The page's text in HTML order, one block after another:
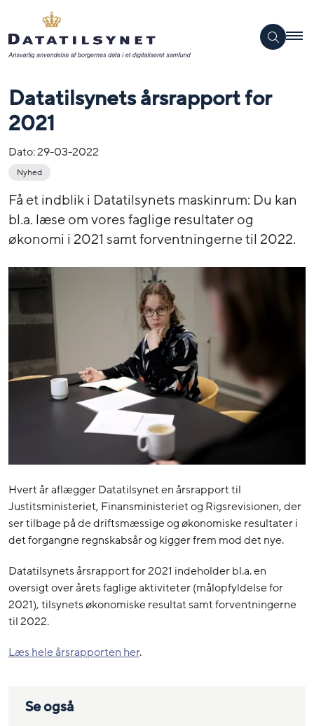
Datatilsynets årsrapport for
2021
Dato:29-03-2022
Nyhed
Få et indblik i Datatilsynets maskinrum: Du kan
bl.a. læse om vores faglige resultater og
økonomi i 2021 samt forventningerne til 2022.
Hvert år aflægger Datatilsynet en årsrapport til
Justitsministeriet, Finansministeriet og Rigsrevisionen, der
ser tilbage på de driftsmæssige og økonomiske resultater i
det forgangne regnskabsår og kigger frem mod det nye.
Datatilsynets årsrapport for 2021 indeholder bl.a. en
oversigt over årets faglige aktiviteter (målopfyldelse for
2021), tilsynets økonomiske resultat samt forventningerne
til 2022.
Læs hele årsrapporten her.
Se også